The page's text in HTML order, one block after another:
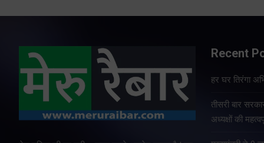
Recent
हर घर तिरंगा
तीसरी बार
अध्यक्षों की